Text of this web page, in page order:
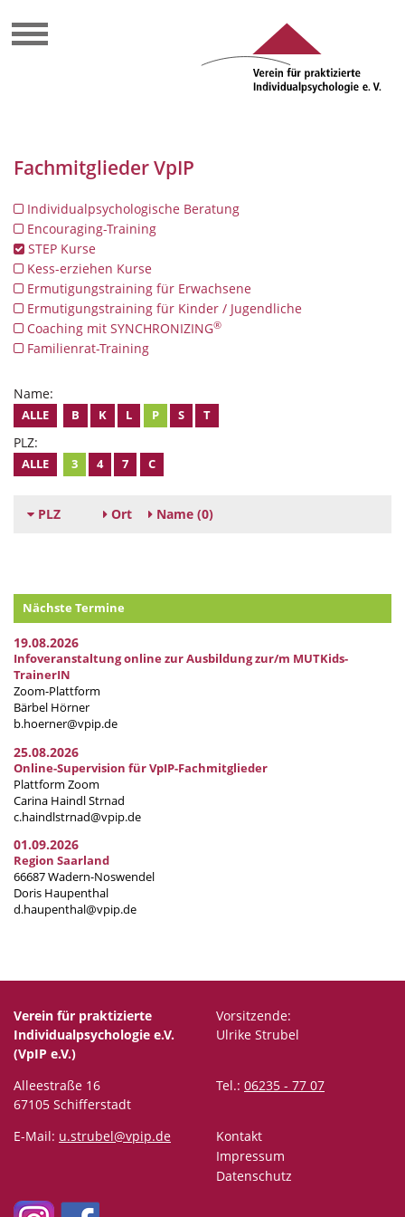
Fachmitglieder VpIP
Individualpsychologische Beratung
Encouraging-Training
STEP Kurse
Kess-erziehen Kurse
Ermutigungstraining für Erwachsene
Ermutigungstraining für Kinder / Jugendliche
Coaching mit SYNCHRONIZING®
Familienrat-Training
Name:
ALLE B K L P S T
PLZ:
ALLE 3 4 7 C
PLZ Ort Name (0)
Nächste Termine
19.08.2026
Infoveranstaltung online zur Ausbildung zur/m MUTKids-
TrainerIN
Zoom-Plattform
Bärbel Hörner
b.hoerner@vpip.de
25.08.2026
Online-Supervision für VpIP-Fachmitglieder
Plattform Zoom
Carina Haindl Strnad
c.haindlstrnad@vpip.de
01.09.2026
Region Saarland
66687 Wadern-Noswendel
Doris Haupenthal
d.haupenthal@vpip.de
Verein für praktizierte
Individualpsychologie e.V.
(VpIP e.V.)
Vorsitzende:
Ulrike Strubel
Alleestraße 16
67105 Schifferstadt
Tel.: 06235 - 77 07
E-Mail: u.strubel@vpip.de
Kontakt
Impressum
Datenschutz